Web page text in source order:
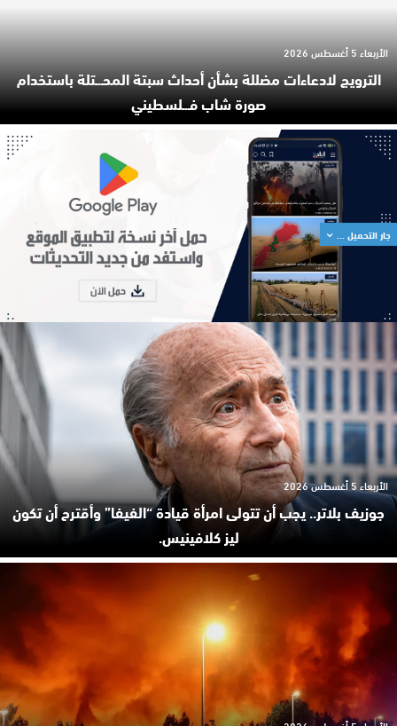
الترويج لادعاءات مضللة بشأن أحداث سبتة المحـ.ـتلة باستخدام
صورة شاب فـ.ـلسطيني
الأربعاء 5 أغسطس 2026
جوزيف بلاتر.. يجب أن تتولى امرأة قيادة “الفيفا” وأقترح أن تكون
ليز كلافينيس.
الأربعاء 5 أغسطس 2026
جار التحميل ...